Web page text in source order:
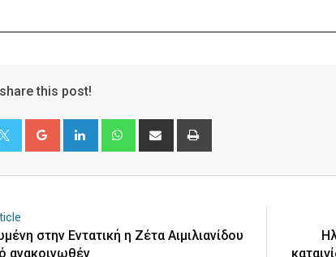
this post!
Google+ LinkedIn WhatsappShare
στην Εντατική η Ζέτα Αιμιλιανίδου
ανακοινωθέν